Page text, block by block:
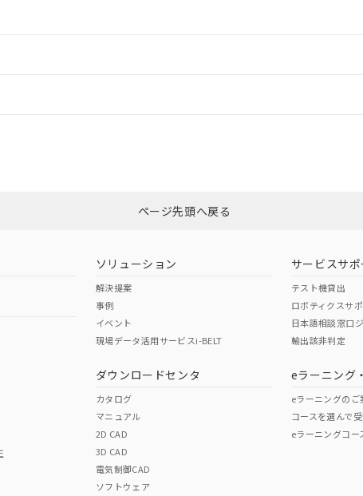
ダウンロードはこちら
等で未対応品が混在する可能性があります。
（日本
（アメリカ
この製品の規格認証/適合
その他の認証はこちらのページからご
ページ先頭へ戻る
ソリューション
解決提案
事例
イベント
現場データ活用サービスi-BELT
ダウンロードセンタ
カタログ
マニュアル
2D CAD
3D CAD
電気制御CAD
ソフトウェア
サービスサポ
テスト機貸出
ロボティクスサ
日本語相談窓口
輸出該非判定
eラーニング
eラーニングのご
コースを選んで
eラーニングコー